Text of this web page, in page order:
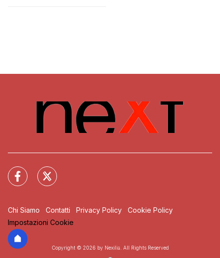
Chi Siamo Contatti Privacy Policy
Cookie Policy
Impostazioni Cookie
Copyright © 2026 by Nexilia. All Rights Reserved